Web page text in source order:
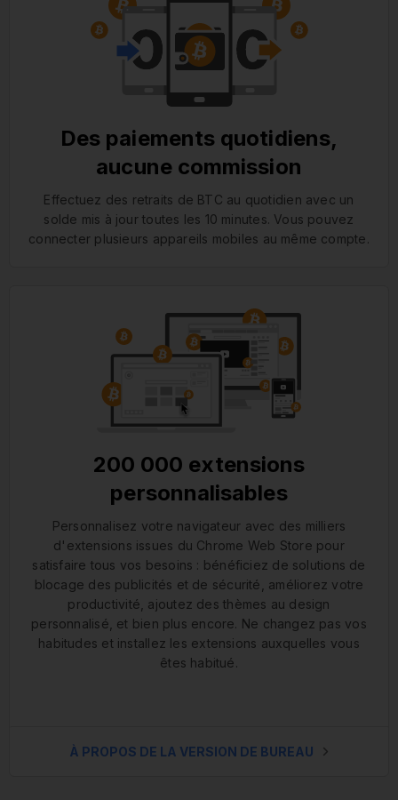
Des paiements quotidiens,
aucune commission
Effectuez des retraits de BTC au quotidien avec un
solde mis à jour toutes les 10 minutes. Vous pouvez
connecter plusieurs appareils mobiles au même compte.
200 000 extensions
personnalisables
Personnalisez votre navigateur avec des milliers
d'extensions issues du Chrome Web Store pour
satisfaire tous vos besoins : bénéficiez de solutions de
blocage des publicités et de sécurité, améliorez votre
productivité, ajoutez des thèmes au design
personnalisé, et bien plus encore. Ne changez pas vos
habitudes et installez les extensions auxquelles vous
êtes habitué.
À PROPOS DE LA VERSION DE BUREAU